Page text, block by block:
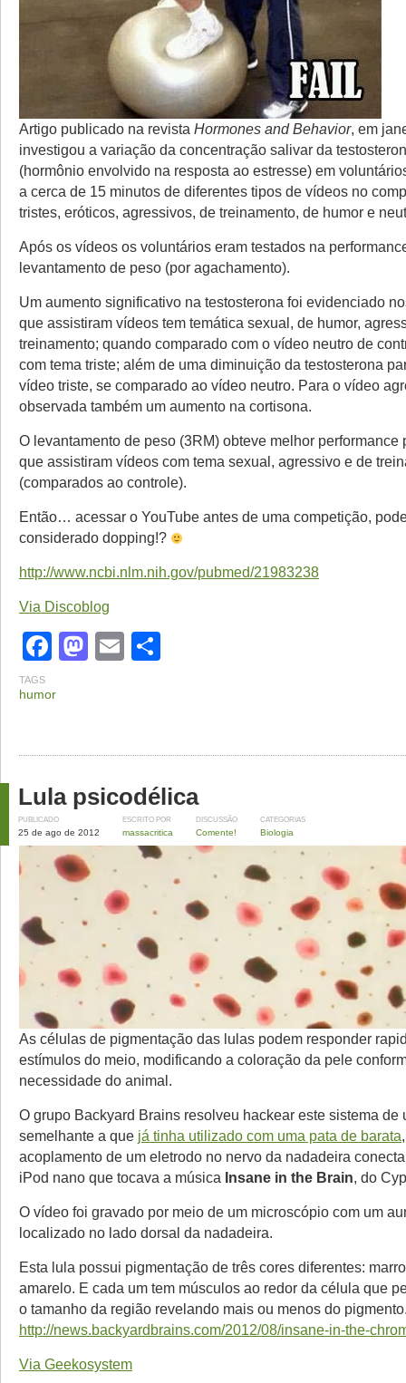
Artigo publicado na revista Hormones and Behavior, em
investigou a variação da concentração salivar da
(hormônio envolvido na resposta ao estresse) em
a cerca de 15 minutos de diferentes tipos de vídeos no
tristes, eróticos, agressivos, de treinamento, de humor e
Após os vídeos os voluntários eram testados na
levantamento de peso (por agachamento).
Um aumento significativo na testosterona foi evidenciado
que assistiram vídeos tem temática sexual, de humor,
treinamento; quando comparado com o vídeo neutro de
com tema triste; além de uma diminuição da testosterona
vídeo triste, se comparado ao vídeo neutro. Para o vídeo
observada também um aumento na cortisona.
O levantamento de peso (3RM) obteve melhor performance
que assistiram vídeos com tema sexual, agressivo e de
(comparados ao controle).
Então… acessar o YouTube antes de uma competição,
considerado dopping!?
http://www.ncbi.nlm.nih.gov/pubmed/21983238
Via Discoblog
Facebook
Mastodon
Email
TAGS
humor
Lula psicodélica
PUBLICADO
25 de ago de 2012
ESCRITO POR
massacritica
DISCUSSÃO
Comente!
CATEGORIAS
Biologia
As células de pigmentação das lulas podem responder
estímulos do meio, modificando a coloração da pele
necessidade do animal.
O grupo Backyard Brains resolveu hackear este sistema de
semelhante a que já tinha utilizado com uma pata de barata
acoplamento de um eletrodo no nervo da nadadeira
iPod nano que tocava a música Insane in the Brain, do
O vídeo foi gravado por meio de um microscópio com um
localizado no lado dorsal da nadadeira.
Esta lula possui pigmentação de três cores diferentes:
amarelo. E cada um tem músculos ao redor da célula que
o tamanho da região revelando mais ou menos do
http://news.backyardbrains.com/2012/08/insane-in-the-
Via Geekosystem